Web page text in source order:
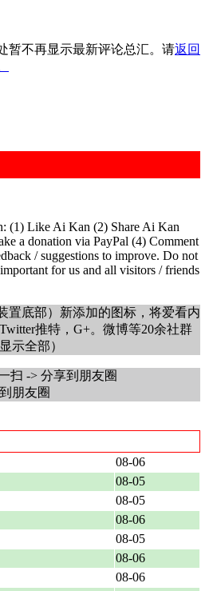
暂不再显示最新评论总汇。请返回
(1) Like Ai Kan (2) Share Ai Kan
a donation via PayPal (4) Comment
/ suggestions to improve. Do not
for us and all visitors / friends
置底部）新添加的图标，将爱看内
推特，G+。微博等20余社群
示全部）
扫 -> 分享到朋友圈
08-06
08-05
08-05
08-06
08-05
08-06
08-06